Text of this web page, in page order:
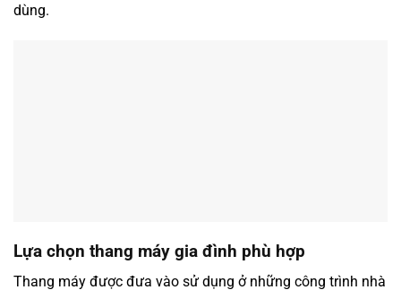
dùng.
Lựa chọn thang máy gia đình phù hợp
Thang máy được đưa vào sử dụng ở những công trình nhà